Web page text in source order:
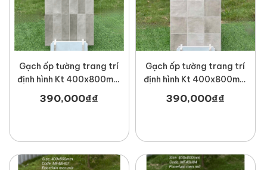
Gạch ốp tường trang trí
định hình Kt 400x800mm
MT-MF48Y02C
390,000₫₫
Gạch ốp tường trang trí
định hình Kt 400x800mm
MT-MF48Y02F
390,000₫₫